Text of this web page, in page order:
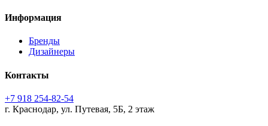
Информация
Бренды
Дизайнеры
Контакты
+7 918 254-82-54
г. Краснодар, ул. Путевая, 5Б, 2 этаж